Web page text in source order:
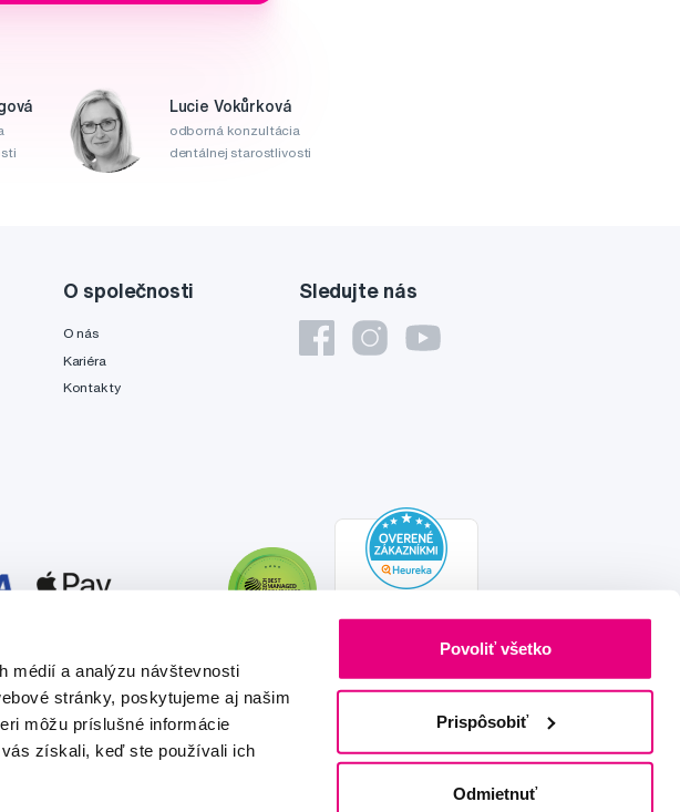
médií a analýzu návštevnosti
stránky, poskytujeme aj našim
môžu príslušné informácie
získali, keď ste používali ich
Povoliť všetko
Prispôsobiť
Odmietnuť
Lucie Vokůrková
odborná konzultácia
dentálnej starostlivosti
Sledujte nás
O společnosti
O nás
Kariéra
Kontakty